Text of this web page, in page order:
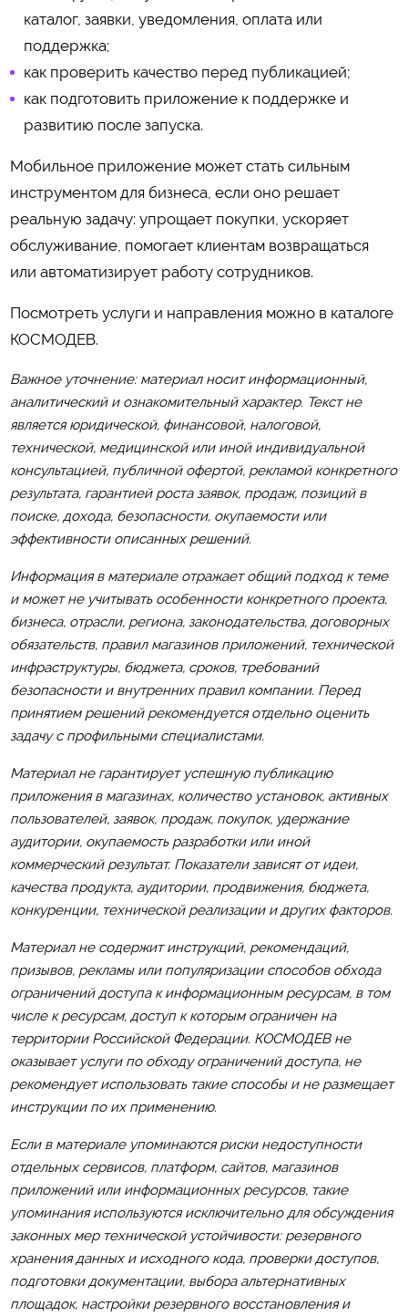
каталог, заявки, уведомления, оплата или
поддержка;
как проверить качество перед публикацией;
как подготовить приложение к поддержке и
развитию после запуска.
Мобильное приложение может стать сильным
инструментом для бизнеса, если оно решает
реальную задачу: упрощает покупки, ускоряет
обслуживание, помогает клиентам возвращаться
или автоматизирует работу сотрудников.
Посмотреть услуги и направления можно в каталоге
КОСМОДЕВ.
Важное уточнение: материал носит информационный,
аналитический и ознакомительный характер. Текст не
является юридической, финансовой, налоговой,
технической, медицинской или иной индивидуальной
консультацией, публичной офертой, рекламой конкретного
результата, гарантией роста заявок, продаж, позиций в
поиске, дохода, безопасности, окупаемости или
эффективности описанных решений.
Информация в материале отражает общий подход к теме
и может не учитывать особенности конкретного проекта,
бизнеса, отрасли, региона, законодательства, договорных
обязательств, правил магазинов приложений, технической
инфраструктуры, бюджета, сроков, требований
безопасности и внутренних правил компании. Перед
принятием решений рекомендуется отдельно оценить
задачу с профильными специалистами.
Материал не гарантирует успешную публикацию
приложения в магазинах, количество установок, активных
пользователей, заявок, продаж, покупок, удержание
аудитории, окупаемость разработки или иной
коммерческий результат. Показатели зависят от идеи,
качества продукта, аудитории, продвижения, бюджета,
конкуренции, технической реализации и других факторов.
Материал не содержит инструкций, рекомендаций,
призывов, рекламы или популяризации способов обхода
ограничений доступа к информационным ресурсам, в том
числе к ресурсам, доступ к которым ограничен на
территории Российской Федерации. КОСМОДЕВ не
оказывает услуги по обходу ограничений доступа, не
рекомендует использовать такие способы и не размещает
инструкции по их применению.
Если в материале упоминаются риски недоступности
отдельных сервисов, платформ, сайтов, магазинов
приложений или информационных ресурсов, такие
упоминания используются исключительно для обсуждения
законных мер технической устойчивости: резервного
хранения данных и исходного кода, проверки доступов,
подготовки документации, выбора альтернативных
площадок, настройки резервного восстановления и